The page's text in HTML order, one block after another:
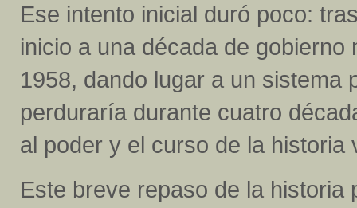
Ese intento inicial duró poco:
inicio a una década de
1958, dando lugar a un sistema
perduraría durante cuatro
al poder y el curso de la
Este breve repaso de la